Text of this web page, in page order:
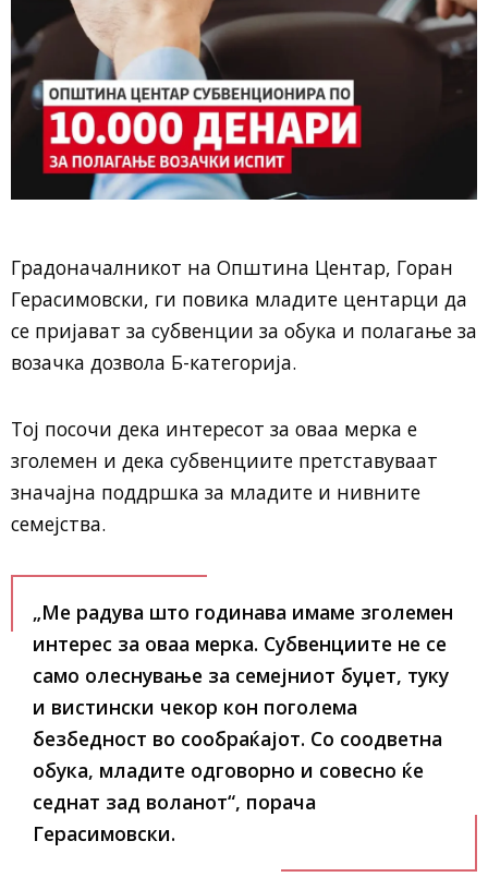
Градоначалникот на Општина Центар, Горан
Герасимовски, ги повика младите центарци да
се пријават за субвенции за обука и полагање за
возачка дозвола Б-категорија.
Тој посочи дека интересот за оваа мерка е
зголемен и дека субвенциите претставуваат
значајна поддршка за младите и нивните
семејства.
„Ме радува што годинава имаме зголемен
интерес за оваа мерка. Субвенциите не се
само олеснување за семејниот буџет, туку
и вистински чекор кон поголема
безбедност во сообраќајот. Со соодветна
обука, младите одговорно и совесно ќе
седнат зад воланот“, порача
Герасимовски.